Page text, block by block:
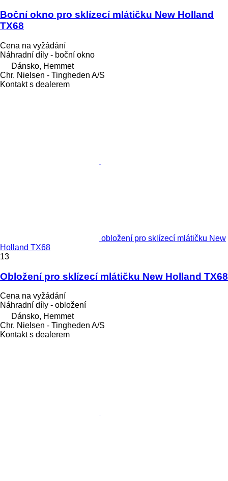
Boční okno pro sklízecí mlátičku New Holland
TX68
Cena na vyžádání
Náhradní díly - boční okno
Dánsko, Hemmet
Chr. Nielsen - Tingheden A/S
Kontakt s dealerem
obložení pro sklízecí mlátičku New
Holland TX68
13
Obložení pro sklízecí mlátičku New Holland TX68
Cena na vyžádání
Náhradní díly - obložení
Dánsko, Hemmet
Chr. Nielsen - Tingheden A/S
Kontakt s dealerem